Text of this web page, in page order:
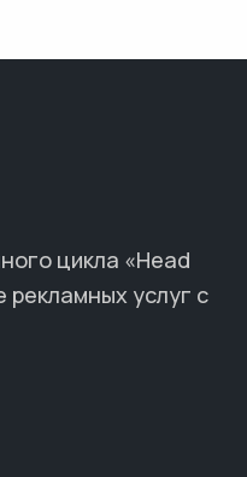
цикла «Head
рекламных услуг с